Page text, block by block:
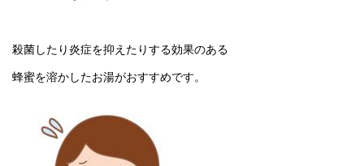
殺菌したり炎症を抑えたりする効果のある
蜂蜜を溶かしたお湯がおすすめです。